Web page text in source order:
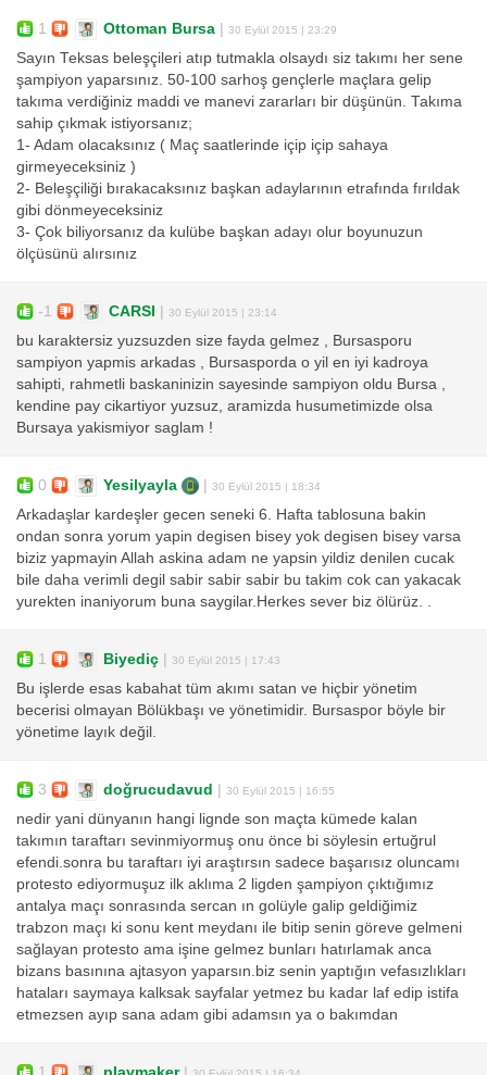
1 Ottoman Bursa | 30 Eylül 2015 | 23:29
Sayın Teksas beleşçileri atıp tutmakla olsaydı siz takımı her sene
şampiyon yaparsınız. 50-100 sarhoş gençlerle maçlara gelip
takıma verdiğiniz maddi ve manevi zararları bir düşünün. Takıma
sahip çıkmak istiyorsanız;
1- Adam olacaksınız ( Maç saatlerinde içip içip sahaya
girmeyeceksiniz )
2- Beleşçiliği bırakacaksınız başkan adaylarının etrafında fırıldak
gibi dönmeyeceksiniz
3- Çok biliyorsanız da kulübe başkan adayı olur boyunuzun
ölçüsünü alırsınız
-1 CARSI | 30 Eylül 2015 | 23:14
bu karaktersiz yuzsuzden size fayda gelmez , Bursasporu
sampiyon yapmis arkadas , Bursasporda o yil en iyi kadroya
sahipti, rahmetli baskaninizin sayesinde sampiyon oldu Bursa ,
kendine pay cikartiyor yuzsuz, aramizda husumetimizde olsa
Bursaya yakismiyor saglam !
0 Yesilyayla | 30 Eylül 2015 | 18:34
Arkadaşlar kardeşler gecen seneki 6. Hafta tablosuna bakin
ondan sonra yorum yapin degisen bisey yok degisen bisey varsa
biziz yapmayin Allah askina adam ne yapsin yildiz denilen cucak
bile daha verimli degil sabir sabir sabir bu takim cok can yakacak
yurekten inaniyorum buna saygilar.Herkes sever biz ölürüz. .
1 Biyediç | 30 Eylül 2015 | 17:43
Bu işlerde esas kabahat tüm akımı satan ve hiçbir yönetim
becerisi olmayan Bölükbaşı ve yönetimidir. Bursaspor böyle bir
yönetime layık değil.
3 doğrucudavud | 30 Eylül 2015 | 16:55
nedir yani dünyanın hangi lignde son maçta kümede kalan
takımın taraftarı sevinmiyormuş onu önce bi söylesin ertuğrul
efendi.sonra bu taraftarı iyi araştırsın sadece başarısız oluncamı
protesto ediyormuşuz ilk aklıma 2 ligden şampiyon çıktığımız
antalya maçı sonrasında sercan ın golüyle galip geldiğimiz
trabzon maçı ki sonu kent meydanı ile bitip senin göreve gelmeni
sağlayan protesto ama işine gelmez bunları hatırlamak anca
bizans basınına ajtasyon yaparsın.biz senin yaptığın vefasızlıkları
hataları saymaya kalksak sayfalar yetmez bu kadar laf edip istifa
etmezsen ayıp sana adam gibi adamsın ya o bakımdan
1 playmaker| 30 Eylül 2015 | 16:34